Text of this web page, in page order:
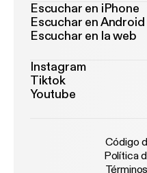
Escuchar en iPhone
Escuchar en Android
Escuchar en la web
Instagram
Tiktok
Youtube
Código
Política